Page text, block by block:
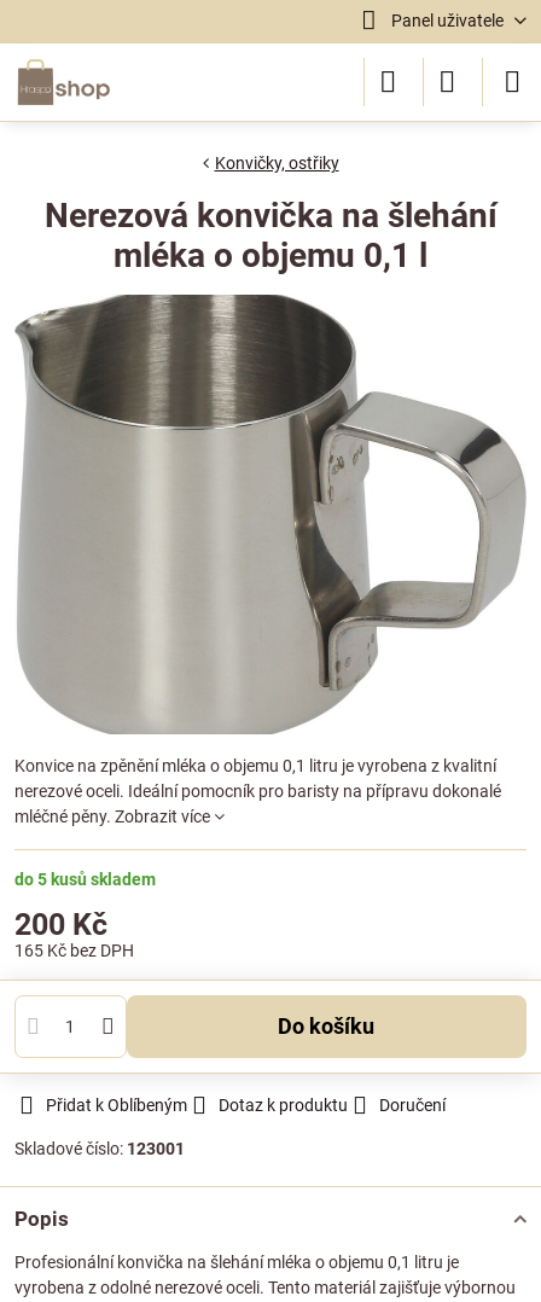
Panel uživatele
Konvičky, ostřiky
Nerezová konvička na šlehání
mléka o objemu 0,1 l
Konvice na zpěnění mléka o objemu 0,1 litru je vyrobena z kvalitní
nerezové oceli. Ideální pomocník pro baristy na přípravu dokonalé
mléčné pěny. Zobrazit více
do 5 kusů skladem
200 Kč
165 Kč bez DPH
Do košíku
Přidat k Oblíbeným Dotaz k produktu Doručení
Skladové číslo: 123001
Popis
Profesionální konvička na šlehání mléka o objemu 0,1 litru je
vyrobena z odolné nerezové oceli. Tento materiál zajišťuje výbornou